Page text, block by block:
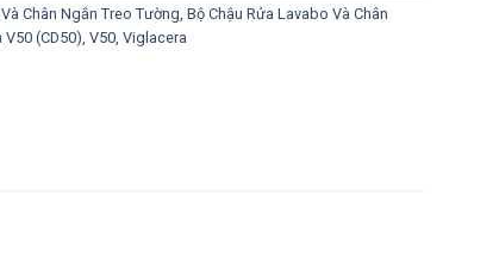
Chân Ngắn Treo Tường ,Bộ Chậu Rửa Lavabo Và Chân
(CD50) ,V50 ,Viglacera